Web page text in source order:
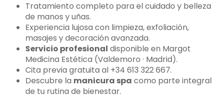
Tratamiento completo para el cuidado y belleza
de manos y uñas.
Experiencia lujosa con limpieza, exfoliación,
masajes y decoración avanzada.
Servicio profesional disponible en Margot
Medicina Estética (Valdemoro · Madrid).
Cita previa gratuita al +34 613 322 667.
Descubre la manicura spa como parte integral
de tu rutina de bienestar.